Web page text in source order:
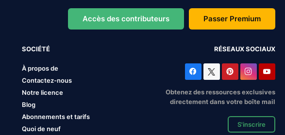
Accès des contributeurs Passer Premium
SOCIÉTÉ
À propos de
Contactez-nous
Notre licence
Blog
Abonnements et tarifs
Quoi de neuf
RÉSEAUX SOCIAUX
Obtenez des ressources exclusives
directement dans votre boîte mail
S'inscrire